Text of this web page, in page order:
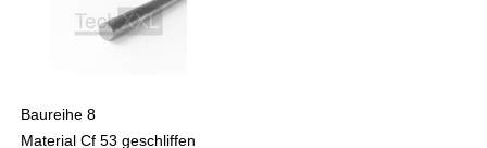
Baureihe 8
Material Cf 53 geschliffen